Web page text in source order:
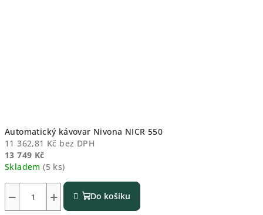
Automatický kávovar Nivona NICR 550
11 362,81 Kč bez DPH
13 749 Kč
Skladem(5 ks)
+
− Do košíku